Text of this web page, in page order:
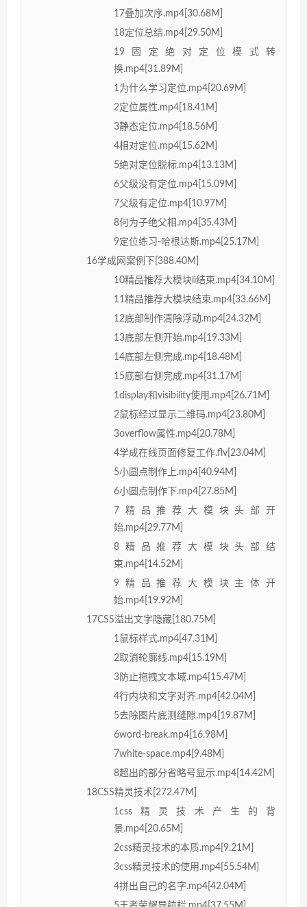
17叠加次序.mp4[30.68M]
18定位总结.mp4[29.50M]
19固定绝对定位模式转
换.mp4[31.89M]
1为什么学习定位.mp4[20.69M]
2定位属性.mp4[18.41M]
3静态定位.mp4[18.56M]
4相对定位.mp4[15.62M]
5绝对定位脱标.mp4[13.13M]
6父级没有定位.mp4[15.09M]
7父级有定位.mp4[10.97M]
8何为子绝父相.mp4[35.43M]
9定位练习-哈根达斯.mp4[25.17M]
16学成网案例下[388.40M]
10精品推荐大模块li结束.mp4[34.10M]
11精品推荐大模块结束.mp4[33.66M]
12底部制作清除浮动.mp4[24.32M]
13底部左侧开始.mp4[19.33M]
14底部左侧完成.mp4[18.48M]
15底部右侧完成.mp4[31.17M]
1display和visibility使用.mp4[26.71M]
2鼠标经过显示二维码.mp4[23.80M]
3overflow属性.mp4[20.78M]
4学成在线页面修复工作.flv[23.04M]
5小圆点制作上.mp4[40.94M]
6小圆点制作下.mp4[27.85M]
7精品推荐大模块头部开
始.mp4[29.77M]
8精品推荐大模块头部结
束.mp4[14.52M]
9精品推荐大模块主体开
始.mp4[19.92M]
17CSS溢出文字隐藏[180.75M]
1鼠标样式.mp4[47.31M]
2取消轮廓线.mp4[15.19M]
3防止拖拽文本域.mp4[15.47M]
4行内块和文字对齐.mp4[42.04M]
5去除图片底测缝隙.mp4[19.87M]
6word-break.mp4[16.98M]
7white-space.mp4[9.48M]
8超出的部分省略号显示.mp4[14.42M]
18CSS精灵技术[272.47M]
1css精灵技术产生的背
景.mp4[20.65M]
2css精灵技术的本质.mp4[9.21M]
3css精灵技术的使用.mp4[55.54M]
4拼出自己的名字.mp4[42.04M]